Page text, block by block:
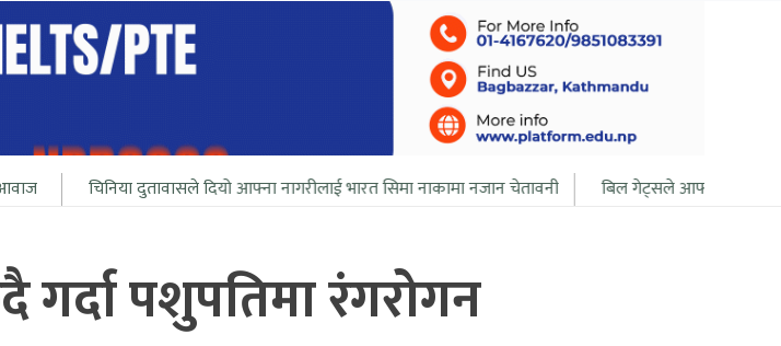
दुतावासले दियो आफ्ना नागरीलाई भारत सिमा नाकामा नजान चेतावनी बिल गेट्सले आफ्नो सबै सम्पत्ति २० बर्ष भित्र दान
गर्दा पशुपतिमा रंगरोगन